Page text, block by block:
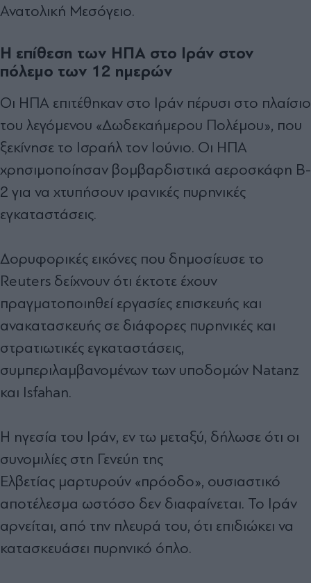
Ανατολική Μεσόγειο.
Η επίθεση των ΗΠΑ στο Ιράν στον
πόλεμο των 12 ημερών
Οι ΗΠΑ επιτέθηκαν στο Ιράν πέρυσι στο πλαίσιο
του λεγόμενου «Δωδεκαήμερου Πολέμου», που
ξεκίνησε το Ισραήλ τον Ιούνιο. Οι ΗΠΑ
χρησιμοποίησαν βομβαρδιστικά αεροσκάφη B-
2 για να χτυπήσουν ιρανικές πυρηνικές
εγκαταστάσεις.
Δορυφορικές εικόνες που δημοσίευσε το
Reuters δείχνουν ότι έκτοτε έχουν
πραγματοποιηθεί εργασίες επισκευής και
ανακατασκευής σε διάφορες πυρηνικές και
στρατιωτικές εγκαταστάσεις,
συμπεριλαμβανομένων των υποδομών Natanz
και Isfahan.
Η ηγεσία του Ιράν, εν τω μεταξύ, δήλωσε ότι οι
συνομιλίες στη Γενεύη της
Ελβετίας μαρτυρούν «πρόοδο», ουσιαστικό
αποτέλεσμα ωστόσο δεν διαφαίνεται. Το Ιράν
αρνείται, από την πλευρά του, ότι επιδιώκει να
κατασκευάσει πυρηνικό όπλο.